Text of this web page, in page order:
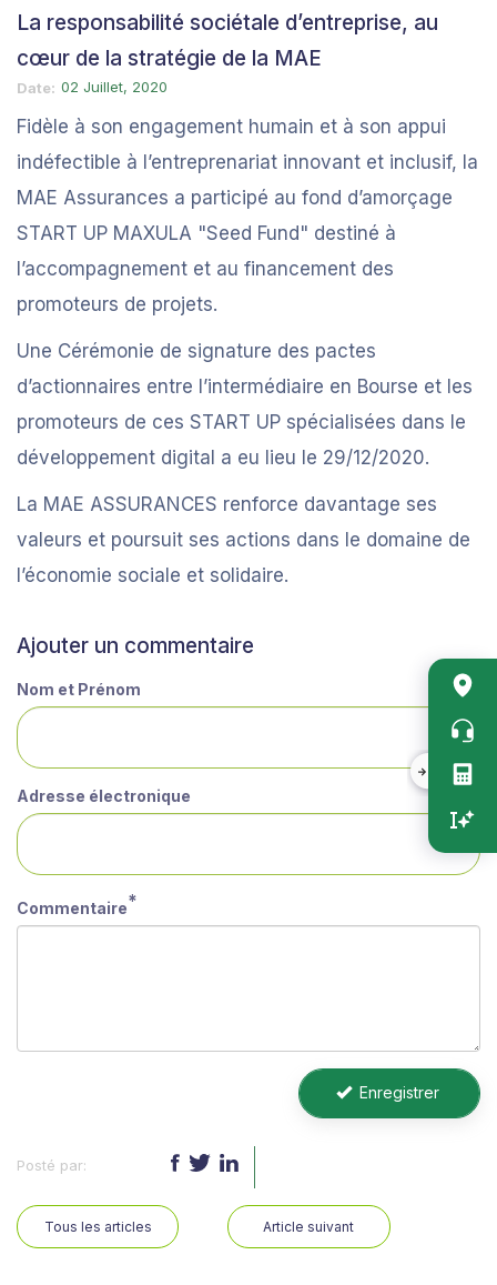
Accès
rapide
La responsabilité sociétale d’entreprise, au
cœur de la stratégie de la MAE
Date 02 Juillet, 2020
Fidèle à son engagement humain et à son appui
indéfectible à l’entreprenariat innovant et inclusif, la
MAE Assurances a participé au fond d’amorçage
START UP MAXULA "Seed Fund" destiné à
l’accompagnement et au financement des
promoteurs de projets.
Une Cérémonie de signature des pactes
d’actionnaires entre l’intermédiaire en Bourse et les
promoteurs de ces START UP spécialisées dans le
développement digital a eu lieu le 29/12/2020.
La MAE ASSURANCES renforce davantage ses
valeurs et poursuit ses actions dans le domaine de
l’économie sociale et solidaire.
Ajouter un commentaire
Nom et Prénom
Adresse électronique
Commentaire
Enregistrer
Tous les articles Article suivant